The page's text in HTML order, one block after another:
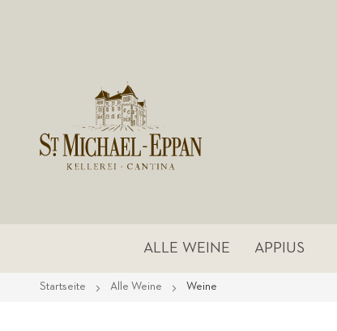
ALLE WEINE APPIUS
Startseite Alle Weine Weine